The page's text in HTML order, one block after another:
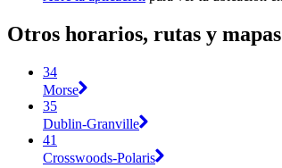
Otros horarios, rutas y
34
Morse
35
Dublin-Granville
41
Crosswoods-Polaris